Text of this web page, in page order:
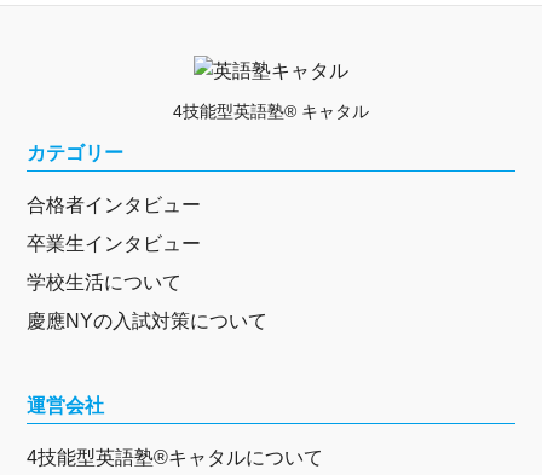
4技能型英語塾® キャタル
カテゴリー
合格者インタビュー
卒業生インタビュー
学校生活について
慶應NYの入試対策について
運営会社
4技能型英語塾®キャタルについて